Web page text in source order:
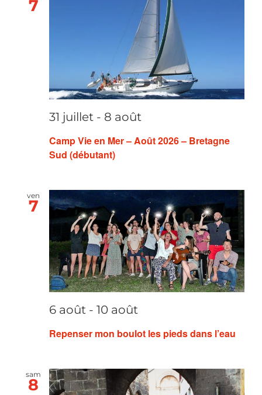
7
Camp Vie en Mer – Août 2026 – Bretagne
Sud (débutant)
31 juillet - 8 août
ven
7
Repenser mon boulot les pieds dans l’eau
6 août - 10 août
sam
8